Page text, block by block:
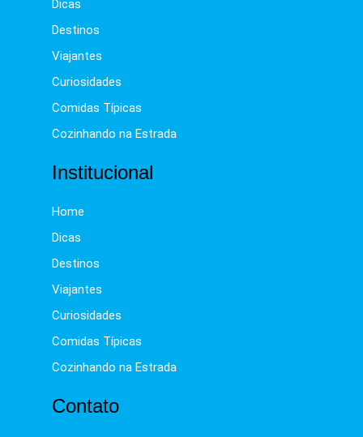
Dicas
Destinos
Viajantes
Curiosidades
Comidas Típicas
Cozinhando na Estrada
Institucional
Home
Dicas
Destinos
Viajantes
Curiosidades
Comidas Típicas
Cozinhando na Estrada
Contato